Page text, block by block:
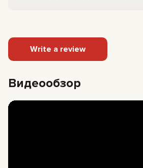
Write a review
Видеообзор